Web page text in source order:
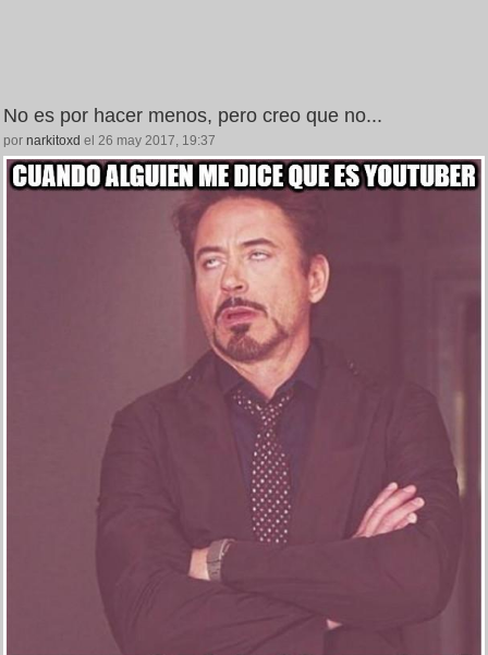
No es por hacer menos, pero creo que no...
por narkitoxd el 26 may 2017, 19:37